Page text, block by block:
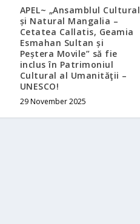
APEL~ „Ansamblul Cultural
și Natural Mangalia –
Cetatea Callatis, Geamia
Esmahan Sultan și
Peștera Movile” să fie
inclus în Patrimoniul
Cultural al Umanităţii –
UNESCO!
29 November 2025